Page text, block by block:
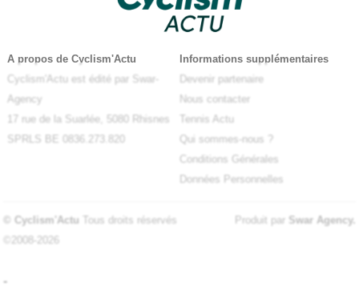
A propos de Cyclism'Actu
Cyclism'Actu est édité par Swar-
Agency
17 rue de la Suarlée, 5080 Rhisnes
SPRLS BE 0836.273.820
Informations supplémentaires
Devenir partenaire
Nous contacter
Tennis Actu
Qui sommes-nous ?
Conditions Générales
Données Personnelles
© Cyclism'Actu Tous droits réservés
©2008-2026
Produit par Swar Agency.
-